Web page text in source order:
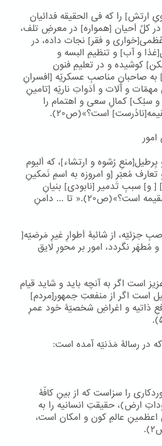
ارتش] را که فی الحقیقه فدائیان
کلِّ اَحیان [همواره] در معرضِ تلف،
و فقر] نجات داده، در
و آب] و تنظیمِ البسه و
کوشیده و در تعلیمِ فنون
صاحبانِ مناصبِ عسکریّه [افسرانِ
و آلات و اَدَواتِ ناریّه [تامینِ
سبُک] کمالِ سعی و اهتمام را
است؟»(ص۲۰).
رُشوه و ارتشاء]، که اَلیوم
مُعبّر [و امروزه به اسمِ نَمکینِ
سببِ تَدمیر [نابودی] بنیانِ
مَعدلت است... از افکارِ سقیمه است؟»(ص۲۰).« تا ... دامنِ
جزئیّه، از شائبۀ اَطوارِ غیرِ مَرضیّه[
مُطهَر نگردد، امور بر محورِ لایق
است اگر به آنچه باید و شاید قیام
است اگر از منفعتِ جمهور[مردم]
ذاتیه و اغراضِ شخصیّۀ خود عمرِ
در رسالۀ مَدَنیّه آمده است:
را سزاست که از بینِ کافّۀ
ارض)، حقیقتِ انسانیه را به
عالمِ کون و امکان است،